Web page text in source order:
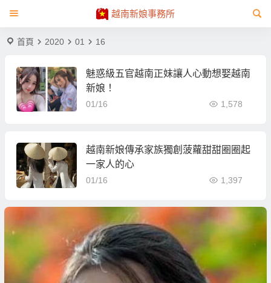
越南新娘事務所
首頁 2020 01 16
魅惑級五官越南正妹讓人心動想娶越南
新娘！
01/16 1,578
越南新娘傳承家族獨創菠蘿甜甜圈圈起
一家人的心
01/16 1,397